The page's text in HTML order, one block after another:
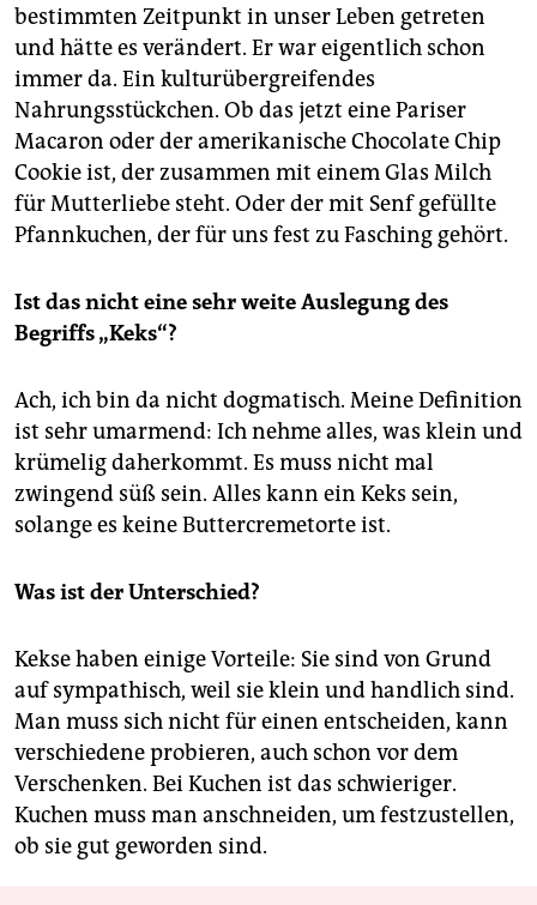
bestimmten Zeitpunkt in unser Leben getreten
und hätte es verändert. Er war eigentlich schon
immer da. Ein kulturübergreifendes
Nahrungsstückchen. Ob das jetzt eine Pariser
Macaron oder der amerikanische Chocolate Chip
Cookie ist, der zusammen mit einem Glas Milch
für Mutterliebe steht. Oder der mit Senf gefüllte
Pfannkuchen, der für uns fest zu Fasching gehört.
Ist das nicht eine sehr weite Auslegung des
Begriffs „Keks“?
Ach, ich bin da nicht dogmatisch. Meine Definition
ist sehr umarmend: Ich nehme alles, was klein und
krümelig daherkommt. Es muss nicht mal
zwingend süß sein. Alles kann ein Keks sein,
solange es keine Buttercremetorte ist.
Was ist der Unterschied?
Kekse haben einige Vorteile: Sie sind von Grund
auf sympathisch, weil sie klein und handlich sind.
Man muss sich nicht für einen entscheiden, kann
verschiedene probieren, auch schon vor dem
Verschenken. Bei Kuchen ist das schwieriger.
Kuchen muss man anschneiden, um festzustellen,
ob sie gut geworden sind.